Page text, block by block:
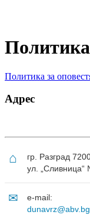
Политика за
Адрес
⌂
гр. Разград
ул.
✉
e-mail:
dunavrz@abv.bg